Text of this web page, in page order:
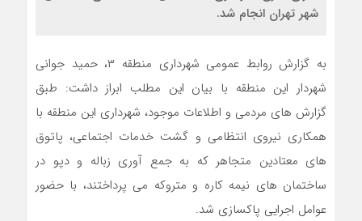
شهر تهران انجام شد.
به گزارش روابط عمومی شهرداری منطقه ۳، حمید جوانی
شهردار این منطقه با بیان این مطلب ابراز داشت: طبق
گزارش های مردمی و اطلاعات موجود، شهرداری این منطقه با
همکاری نیروی انتظامی و گشت خدمات اجتماعی، پاتوق
های معتادین متجاهر که به جمع آوری زباله و دپو در
ساختمان های نیمه کاره و متروکه می پرداختند، با حضور
عوامل اجرایی پاکسازی شد.